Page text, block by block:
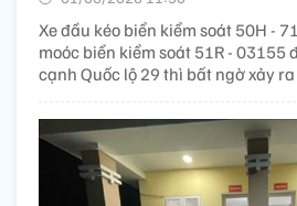
Xe đầu kéo biển kiểm soát 50H -
moóc biển kiểm soát 51R - 03155
cạnh Quốc lộ 29 thì bất ngờ xảy